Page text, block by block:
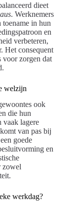
dieet
. Werknemers
toename in hun
en
verbeteren,
Het consequent
voor zorgen dat
welzijn
ook
die hun
vaak lagere
van pas bij
goede
en
zowel
werkdag?